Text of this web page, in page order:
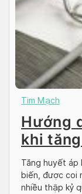
Tim Mạch
Hướng
khi
Tăng huyết áp
biến, được coi
nhiều thập kỷ